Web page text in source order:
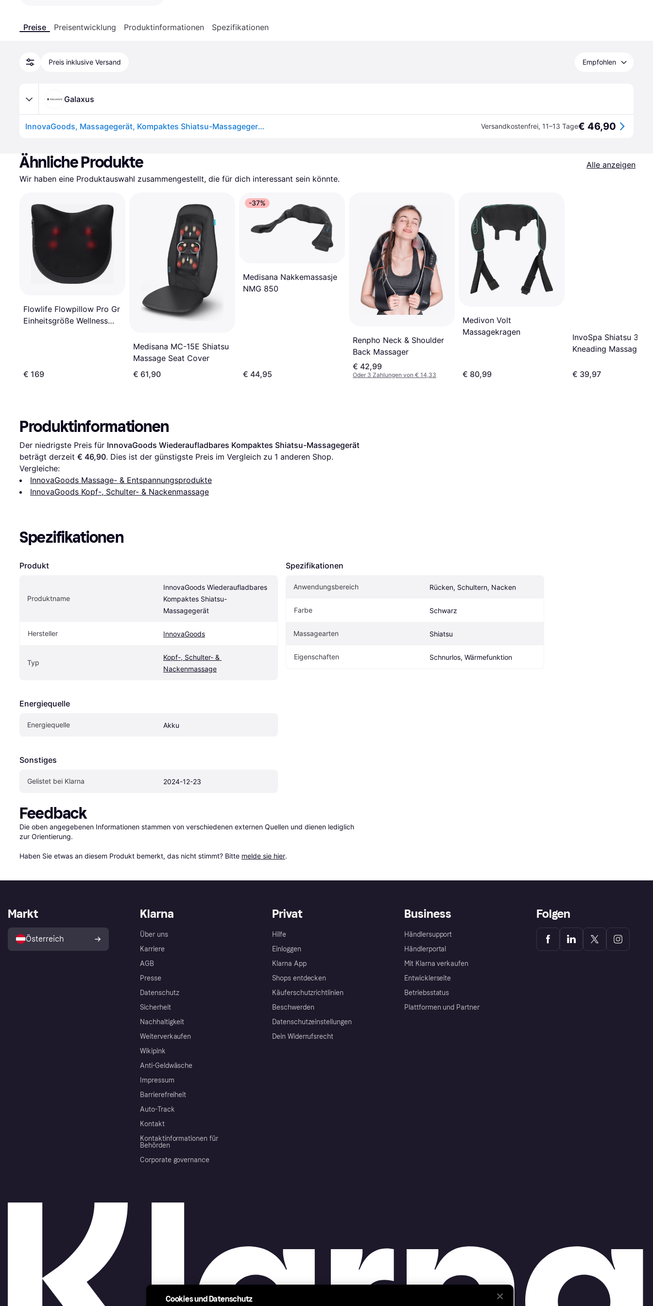
Preise Preisentwicklung Produktinformationen Spezifikationen
Preis inklusive Versand Empfohlen
Galaxus
InnovaGoods, Massagegerät, Kompaktes Shiatsu-Massagegerät, wiederaufladbar Kompatsu Versandkostenfrei, 11–13 Tage€ 46,90
Ähnliche Produkte
Alle anzeigen
Wir haben eine Produktauswahl zusammengestellt, die für dich interessant sein könnte.
Flowlife Flowpillow Pro Gr
Einheitsgröße Wellness
€ 169
Medisana MC-15E Shiatsu
Massage Seat Cover
€ 61,90
-37%
Medisana Nakkemassasje
NMG 850
€ 44,95
Renpho Neck & Shoulder
Back Massager
€ 42,99
Oder 3 Zahlungen von € 14,33
Medivon Volt
Massagekragen
€ 80,99
InvoSpa Shiatsu 3D
Kneading Massager
€ 39,97
Produktinformationen
Der niedrigste Preis für InnovaGoods Wiederaufladbares Kompaktes Shiatsu-Massagegerät
beträgt derzeit € 46,90. Dies ist der günstigste Preis im Vergleich zu 1 anderen Shop.
Vergleiche:
InnovaGoods Massage- & Entspannungsprodukte
InnovaGoods Kopf-, Schulter- & Nackenmassage
Spezifikationen
Produkt
Produktname
InnovaGoods Wiederaufladbares
Kompaktes Shiatsu-
Massagegerät
Hersteller InnovaGoods
Typ
Kopf-, Schulter- &
Nackenmassage
Energiequelle
Energiequelle Akku
Sonstiges
Gelistet bei Klarna 2024-12-23
Spezifikationen
Anwendungsbereich Rücken, Schultern, Nacken
Farbe Schwarz
Massagearten Shiatsu
Eigen­schaften Schnurlos, Wärmefunktion
Feedback
Die oben angegebenen Informationen stammen von verschiedenen externen Quellen und dienen lediglich
zur Orientierung.
Haben Sie etwas an diesem Produkt bemerkt, das nicht stimmt? Bitte melde sie hier.
Klarna
Über uns
Karriere
AGB
Presse
Datenschutz
Sicherheit
Nachhaltigkeit
Weiterverkaufen
Wikipink
Anti-Geldwäsche
Impressum
Barrierefreiheit
Auto-Track
Kontakt
Kontaktinformationen für
Behörden
Corporate governance
Privat
Hilfe
Einloggen
Klarna App
Shops entdecken
Käuferschutzrichtlinien
Beschwerden
Datenschutzeinstellungen
Dein Widerrufsrecht
Business
Händlersupport
Händlerportal
Mit Klarna verkaufen
Entwicklerseite
Betriebsstatus
Plattformen und Partner
Markt
Österreich
Folgen
Cookies und Datenschutz